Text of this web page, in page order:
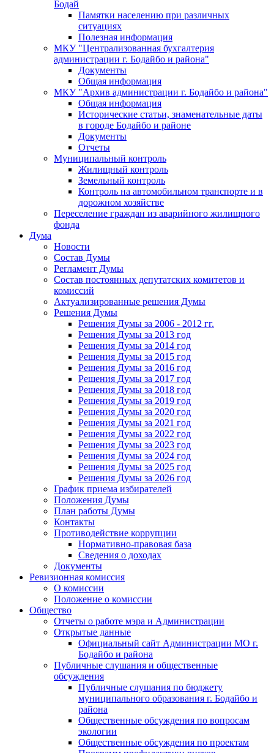
Бодай
Памятки населению при различных
ситуациях
Полезная информация
МКУ "Централизованная бухгалтерия
администрации г. Бодайбо и района"
Документы
Общая информация
МКУ "Архив администрации г. Бодайбо и района"
Общая информация
Исторические статьи, знаменательные даты
в городе Бодайбо и районе
Документы
Отчеты
Муниципальный контроль
Жилищный контроль
Земельный контроль
Контроль на автомобильном транспорте и в
дорожном хозяйстве
Переселение граждан из аварийного жилищного
фонда
Дума
Новости
Состав Думы
Регламент Думы
Состав постоянных депутатских комитетов и
комиссий
Актуализированные решения Думы
Решения Думы
Решения Думы за 2006 - 2012 гг.
Решения Думы за 2013 год
Решения Думы за 2014 год
Решения Думы за 2015 год
Решения Думы за 2016 год
Решения Думы за 2017 год
Решения Думы за 2018 год
Решения Думы за 2019 год
Решения Думы за 2020 год
Решения Думы за 2021 год
Решения Думы за 2022 год
Решения Думы за 2023 год
Решения Думы за 2024 год
Решения Думы за 2025 год
Решения Думы за 2026 год
График приема избирателей
Положения Думы
План работы Думы
Контакты
Противодействие коррупции
Нормативно-правовая база
Сведения о доходах
Документы
Ревизионная комиссия
О комиссии
Положение о комиссии
Общество
Отчеты о работе мэра и Администрации
Открытые данные
Официальный сайт Администрации МО г.
Бодайбо и района
Публичные слушания и общественные
обсуждения
Публичные слушания по бюджету
муниципального образования г. Бодайбо и
района
Общественные обсуждения по вопросам
экологии
Общественные обсуждения по проектам